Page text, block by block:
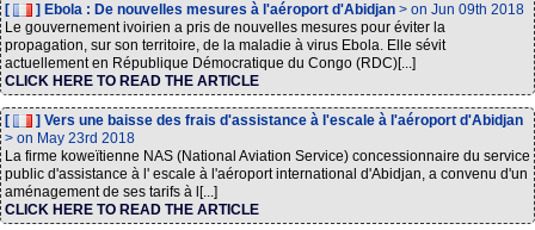
[ ] Ebola : De nouvelles mesures à l'aéroport d'Abidjan > on Jun 09th 2018
Le gouvernement ivoirien a pris de nouvelles mesures pour éviter la
propagation, sur son territoire, de la maladie à virus Ebola. Elle sévit
actuellement en République Démocratique du Congo (RDC)[...]
CLICK HERE TO READ THE ARTICLE
[
] Vers une baisse des frais d'assistance à l'escale à l'aéroport d'Abidjan
> on May 23rd 2018
La firme koweïtienne NAS (National Aviation Service) concessionnaire du service
public d'assistance à l' escale à l'aéroport international d'Abidjan, a convenu d'un
aménagement de ses tarifs à l[...]
CLICK HERE TO READ THE ARTICLE